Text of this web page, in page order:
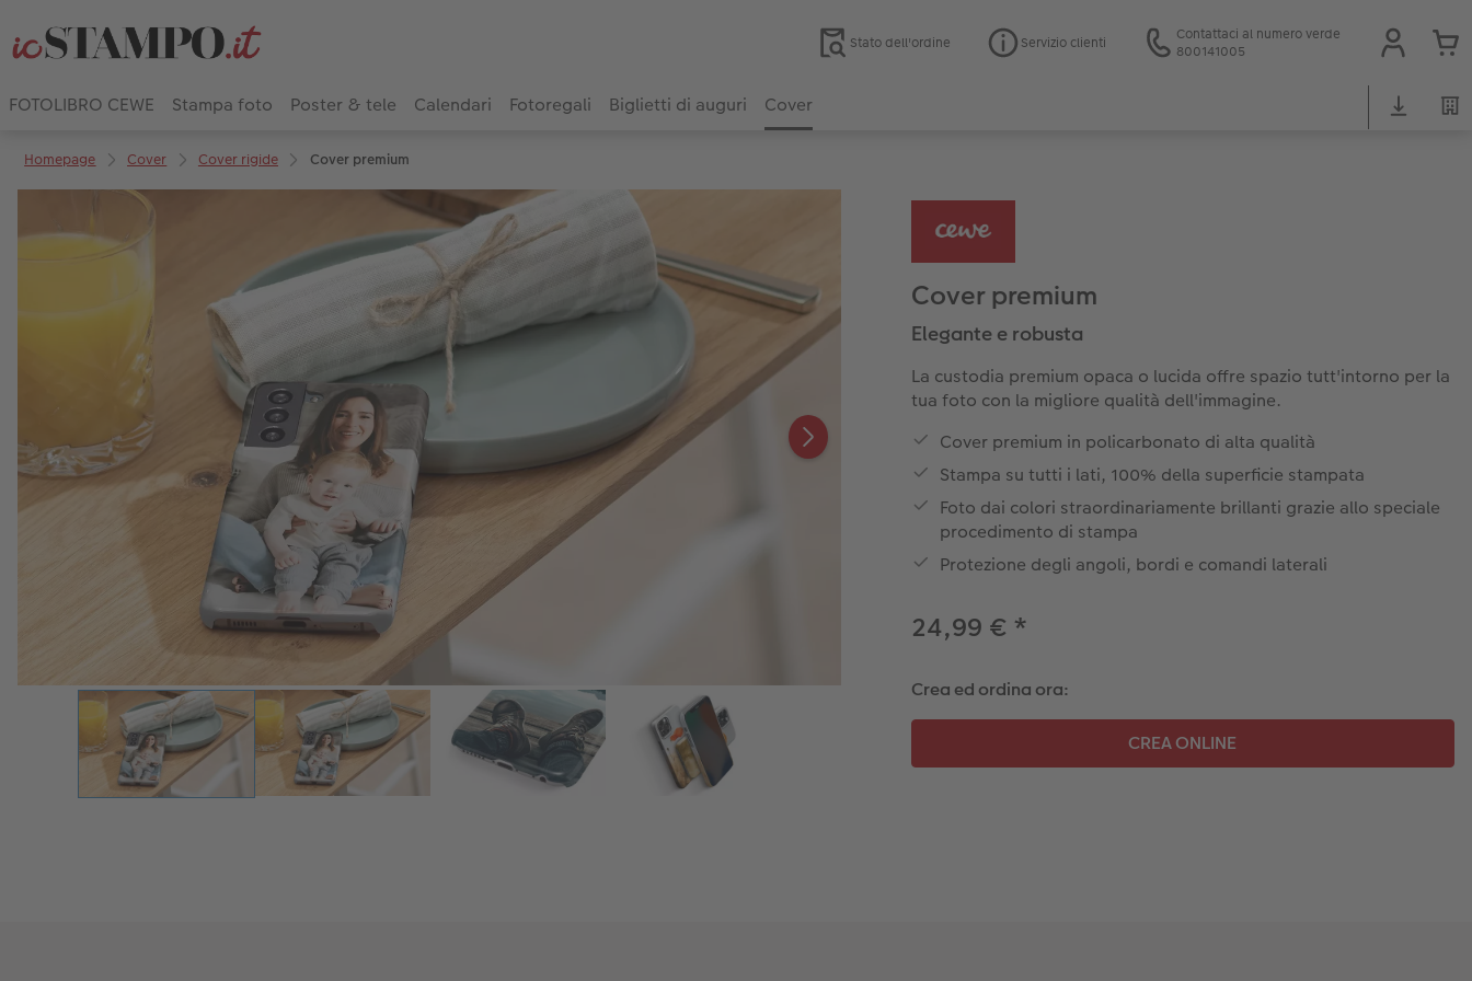
Stato dell'ordine Servizio clienti
Contattaci al numero verde
800141005
FOTOLIBRO CEWE Stampa foto Poster & tele Calendari Fotoregali Biglietti di auguri Cover
Homepage Cover Cover rigide Cover premium
Cover premium
Elegante e robusta
La custodia premium opaca o lucida offre spazio tutt'intorno per la
tua foto con la migliore qualità dell'immagine.
Cover premium in policarbonato di alta qualità
Stampa su tutti i lati, 100% della superficie stampata
Foto dai colori straordinariamente brillanti grazie allo speciale
procedimento di stampa
Protezione degli angoli, bordi e comandi laterali
24,99 € *
Crea ed ordina ora: